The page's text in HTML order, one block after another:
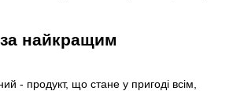
найкращим
- продукт, що стане у пригоді всім,